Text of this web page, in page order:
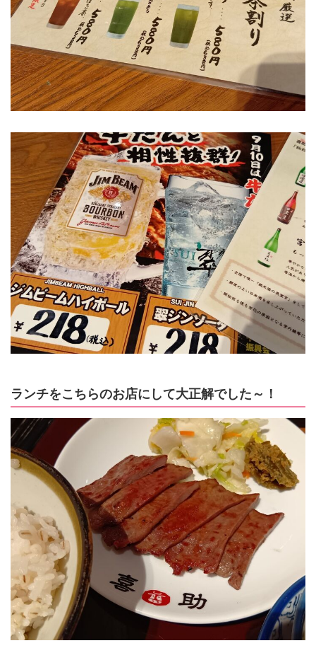
ランチをこちらのお店にして大正解でした～！